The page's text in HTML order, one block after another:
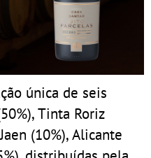
única de seis
Tinta Roriz
(10%), Alicante